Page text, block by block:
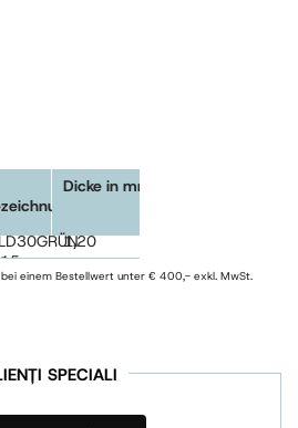
Dicke in mm
1,20
einem Bestellwert unter € 400,- exkl. MwSt.
SPECIALI